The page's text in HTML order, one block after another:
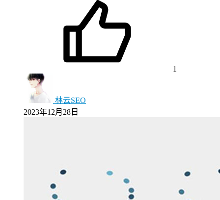
1
林云SEO
2023年12月28日